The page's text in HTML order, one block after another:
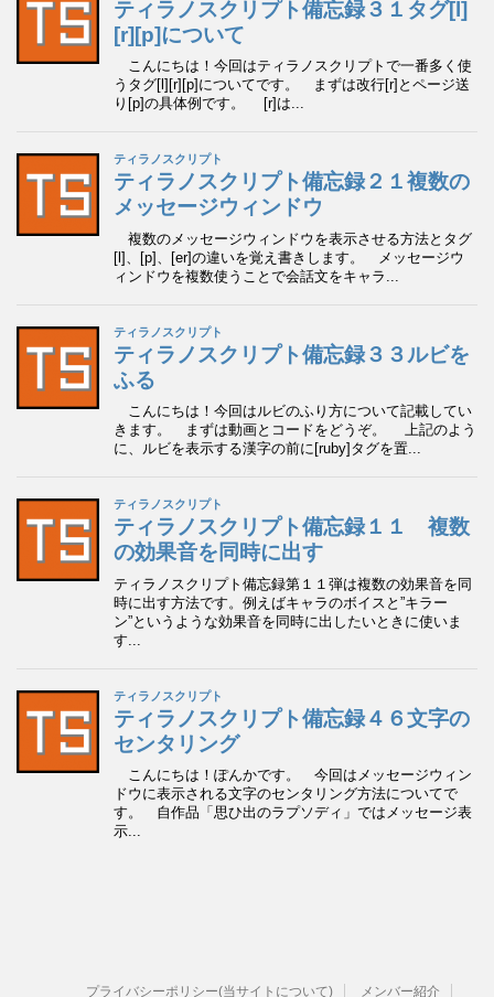
プライバシーポリシー(当サイトについて) メンバー紹介